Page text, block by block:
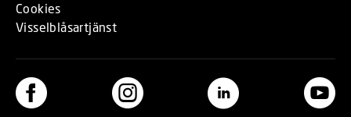
Cookies
Visselblåsartjänst